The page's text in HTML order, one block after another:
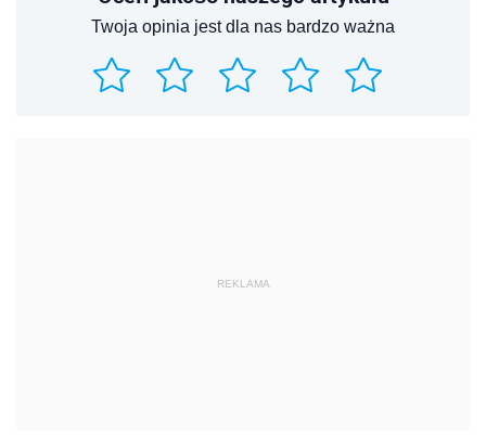
Twoja opinia jest dla nas bardzo ważna
REKLAMA